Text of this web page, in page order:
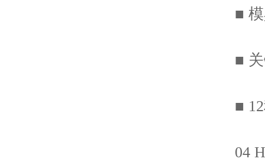
■ 模具
■ 关
■ 12
04